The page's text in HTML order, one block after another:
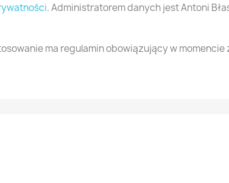
. Administratorem danych jest Antoni
ma regulamin obowiązujący w momencie